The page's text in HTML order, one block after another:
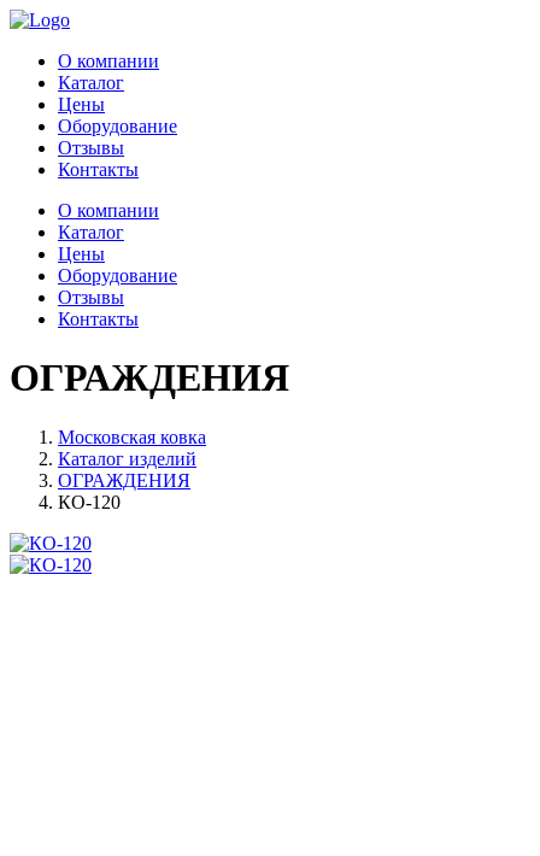
О компании
Каталог
Цены
Оборудование
Отзывы
Контакты
О компании
Каталог
Цены
Оборудование
Отзывы
Контакты
ОГРАЖДЕНИЯ
Московская ковка
Каталог изделий
ОГРАЖДЕНИЯ
КО-120